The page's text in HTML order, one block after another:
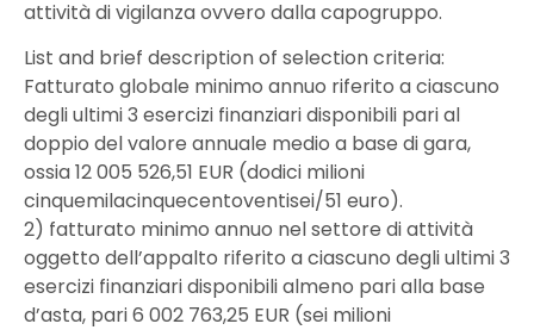
attività di vigilanza ovvero dalla capogruppo.
List and brief description of selection criteria:
Fatturato globale minimo annuo riferito a ciascuno
degli ultimi 3 esercizi finanziari disponibili pari al
doppio del valore annuale medio a base di gara,
ossia 12 005 526,51 EUR (dodici milioni
cinquemilacinquecentoventisei/51 euro).
2) fatturato minimo annuo nel settore di attività
oggetto dell’appalto riferito a ciascuno degli ultimi 3
esercizi finanziari disponibili almeno pari alla base
d’asta, pari 6 002 763,25 EUR (sei milioni